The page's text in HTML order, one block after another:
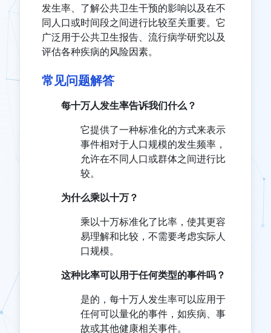
发生率、了解公共卫生干预的影响以及在不
同人口或时间段之间进行比较至关重要。它
广泛用于公共卫生报告、流行病学研究以及
评估各种疾病的风险因素。
常见问题解答
每十万人发生率告诉我们什么？
它提供了一种标准化的方式来表示
事件相对于人口规模的发生频率，
允许在不同人口或群体之间进行比
较。
为什么乘以十万？
乘以十万标准化了比率，使其更容
易理解和比较，不需要考虑实际人
口规模。
这种比率可以用于任何类型的事件吗？
是的，每十万人发生率可以应用于
任何可以量化的事件，如疾病、事
故或其他健康相关事件。